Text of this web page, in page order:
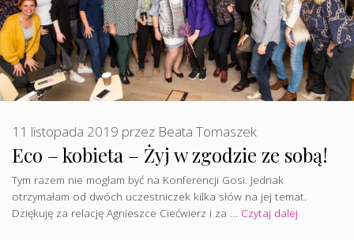
Eco – kobieta – Żyj w zgodzie ze sobą!
11 listopada 2019 przez Beata Tomaszek
Tym razem nie mogłam być na Konferencji Gosi. Jednak
otrzymałam od dwóch uczestniczek kilka słów na jej temat.
Dziękuję za relację Agnieszce Ciećwierz i za … Czytaj dalej